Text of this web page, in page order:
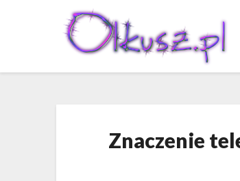
Znaczenie